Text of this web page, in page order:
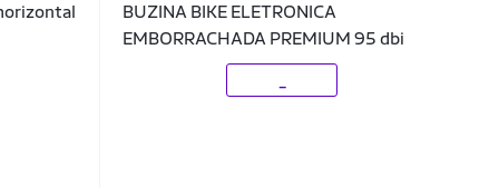
BUZINA BIKE ELETRONICA
EMBORRACHADA PREMIUM 95 dbi